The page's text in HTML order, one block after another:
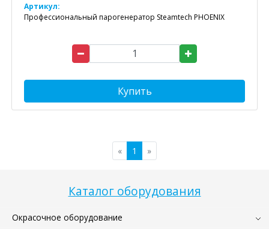
Каталог оборудования
Окрасочное оборудование
Артикул:
Профессиональный парогенератор Steamtech PHOENIX
Купить
« 1 »